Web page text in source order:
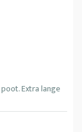
Extra lange